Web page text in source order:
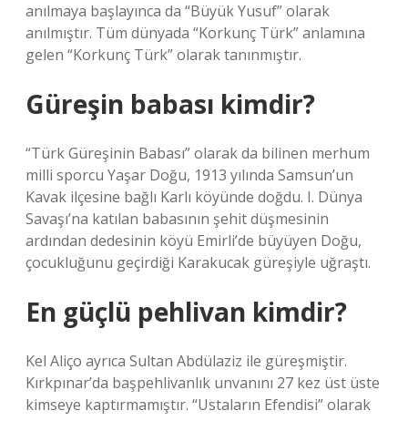
anılmaya başlayınca da “Büyük Yusuf” olarak
anılmıştır. Tüm dünyada “Korkunç Türk” anlamına
gelen “Korkunç Türk” olarak tanınmıştır.
Güreşin babası kimdir?
“Türk Güreşinin Babası” olarak da bilinen merhum
milli sporcu Yaşar Doğu, 1913 yılında Samsun’un
Kavak ilçesine bağlı Karlı köyünde doğdu. I. Dünya
Savaşı’na katılan babasının şehit düşmesinin
ardından dedesinin köyü Emirli’de büyüyen Doğu,
çocukluğunu geçirdiği Karakucak güreşiyle uğraştı.
En güçlü pehlivan kimdir?
Kel Aliço ayrıca Sultan Abdülaziz ile güreşmiştir.
Kırkpınar’da başpehlivanlık unvanını 27 kez üst üste
kimseye kaptırmamıştır. “Ustaların Efendisi” olarak